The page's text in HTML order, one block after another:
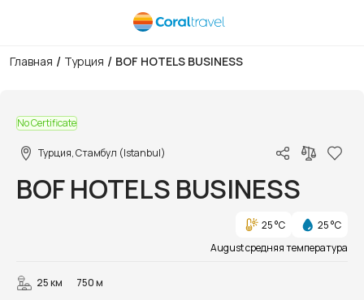
Главная / Турция / BOF HOTELS BUSINESS
No Certificate
Турция, Стамбул (Istanbul)
BOF HOTELS BUSINESS
25 °C
25 °C
August средняя температура
25 км 750 м